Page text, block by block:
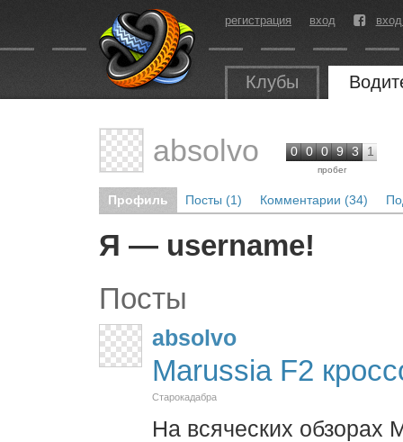
регистрация вход
Клубы
absolvo 0 0 0 9 3 1
пробег
Профиль Посты (1) Комментарии (34)
Я — username!
Посты
absolvo
Marussia F2
Старокадабра
На всяческих обзорах